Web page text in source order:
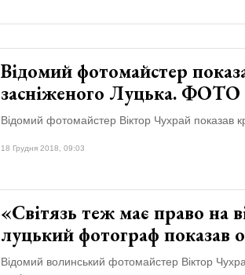
Відомий фотомайстер
засніженого Луцька. ФОТО
Відомий фотомайстер Віктор Чухрай показав
18 Грудня 2018, 09:03
«Світязь теж має право на
луцький фотограф показав
Відомий волинський фотомайстер Віктор